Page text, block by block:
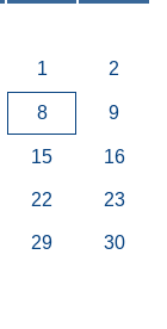
1 2
8 9
15 16
22 23
29 30